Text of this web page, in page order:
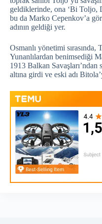
geldiklerinde, ona ‘Bi Toljo,
bu da Marko Cepenkov’a
adının geldiği yer.
Osmanlı yönetimi
Yunanlılardan benimsediği
1913 Balkan Savaşları’ndan
altına girdi ve eski adı